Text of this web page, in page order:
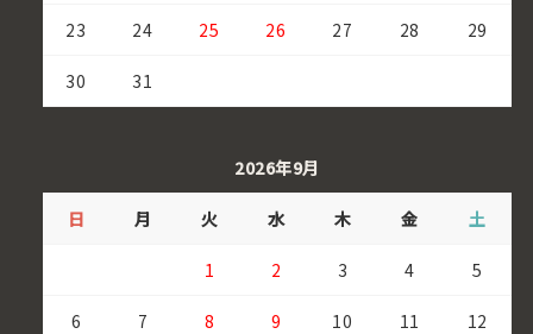
23 24 25 26 27 28 29
30 31
2026年9月
日 月 火 水 木 金 土
1 2 3 4 5
6 7 8 9 10 11 12